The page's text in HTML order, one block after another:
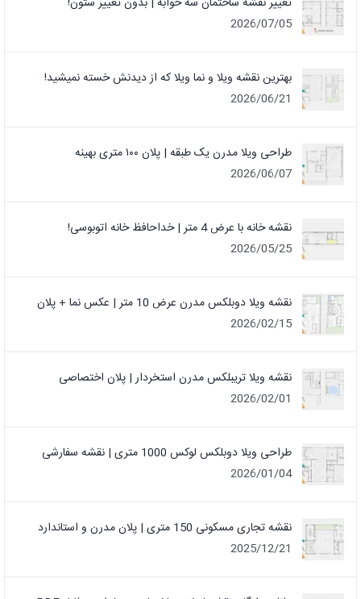
2026/07/05
بهترین نقشه ویلا و نما ویلا که از دیدنش خسته نمیشید!
2026/06/21
طراحی ویلا مدرن یک‌ طبقه | پلان ۱۰۰ متری بهینه
2026/06/07
نقشه خانه با عرض 4 متر | خداحافظ خانه‌ اتوبوسی!
2026/05/25
نقشه ویلا دوبلکس مدرن عرض 10 متر | عکس نما + پلان
2026/02/15
نقشه ویلا تریبلکس مدرن استخردار | پلان اختصاصی
2026/02/01
طراحی ویلا دوبلکس لوکس 1000 متری | نقشه سفارشی
2026/01/04
نقشه تجاری مسکونی 150 متری | پلان مدرن و استاندارد
2025/12/21